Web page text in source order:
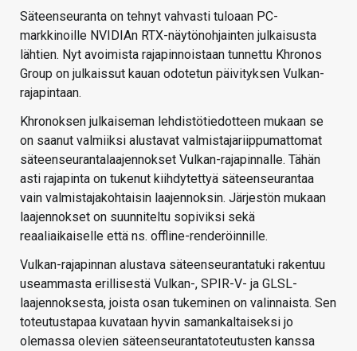
Säteenseuranta on tehnyt vahvasti tuloaan PC-
markkinoille NVIDIAn RTX-näytönohjainten julkaisusta
lähtien. Nyt avoimista rajapinnoistaan tunnettu Khronos
Group on julkaissut kauan odotetun päivityksen Vulkan-
rajapintaan.
Khronoksen julkaiseman lehdistötiedotteen mukaan se
on saanut valmiiksi alustavat valmistajariippumattomat
säteenseurantalaajennokset Vulkan-rajapinnalle. Tähän
asti rajapinta on tukenut kiihdytettyä säteenseurantaa
vain valmistajakohtaisin laajennoksin. Järjestön mukaan
laajennokset on suunniteltu sopiviksi sekä
reaaliaikaiselle että ns. offline-renderöinnille.
Vulkan-rajapinnan alustava säteenseurantatuki rakentuu
useammasta erillisestä Vulkan-, SPIR-V- ja GLSL-
laajennoksesta, joista osan tukeminen on valinnaista. Sen
toteutustapaa kuvataan hyvin samankaltaiseksi jo
olemassa olevien säteenseurantatoteutusten kanssa